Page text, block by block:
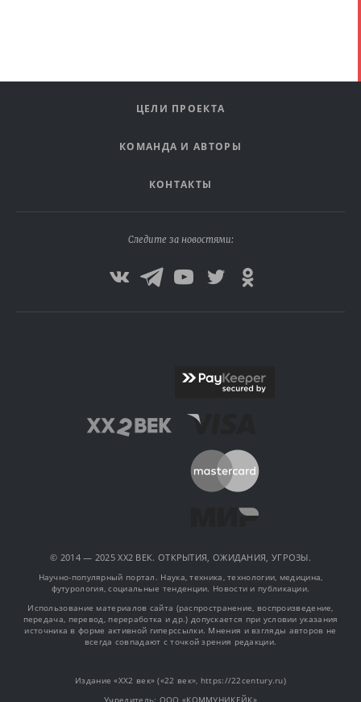
ЦЕЛИ ПРОЕКТА
КОМАНДА И АВТОРЫ
КОНТАКТЫ
Следите за новостями:
© 2014 — 2025 XX2 ВЕК. ОТКРЫТИЯ, ОЖИДАНИЯ, УГРОЗЫ.
Научно-популярный портал. Наука, техника, технологии, медицина,
футурология, социальные тенденции. Новости и публикации.
Использование материалов сайта (распространение, воспроизведение,
передача, перевод, переработка и др.) допускается при условии указания
источника в форме активной гиперссылки. Мнения и взгляды авторов не
всегда совпадают с точкой зрения редакции.
Издание «XX2 век» («22 век», https://22century.ru)
Учредитель: OOO «КОММУНИКЕЙК»